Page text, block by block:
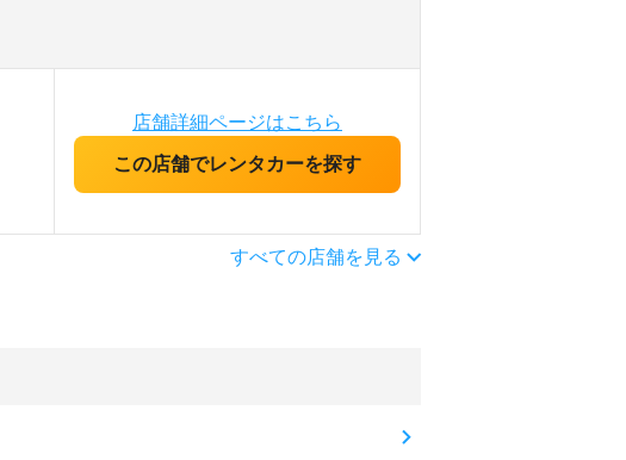
店舗詳細ページはこちら
この店舗でレンタカーを探す
すべての店舗を見る